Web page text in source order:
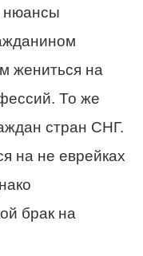
нюансы
жениться на
То же
стран СНГ.
на не еврейках
брак на